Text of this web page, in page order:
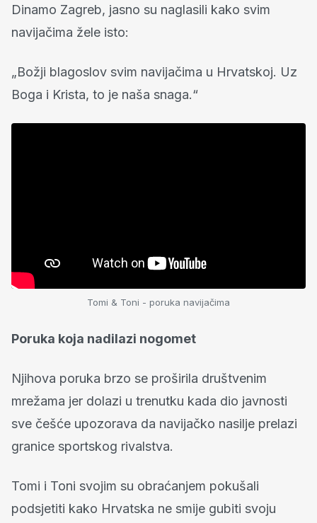
Dinamo Zagreb, jasno su naglasili kako svim
navijačima žele isto:
„Božji blagoslov svim navijačima u Hrvatskoj. Uz
Boga i Krista, to je naša snaga.“
Tomi & Toni - poruka navijačima
Poruka koja nadilazi nogomet
Njihova poruka brzo se proširila društvenim
mrežama jer dolazi u trenutku kada dio javnosti
sve češće upozorava da navijačko nasilje prelazi
granice sportskog rivalstva.
Tomi i Toni svojim su obraćanjem pokušali
podsjetiti kako Hrvatska ne smije gubiti svoju